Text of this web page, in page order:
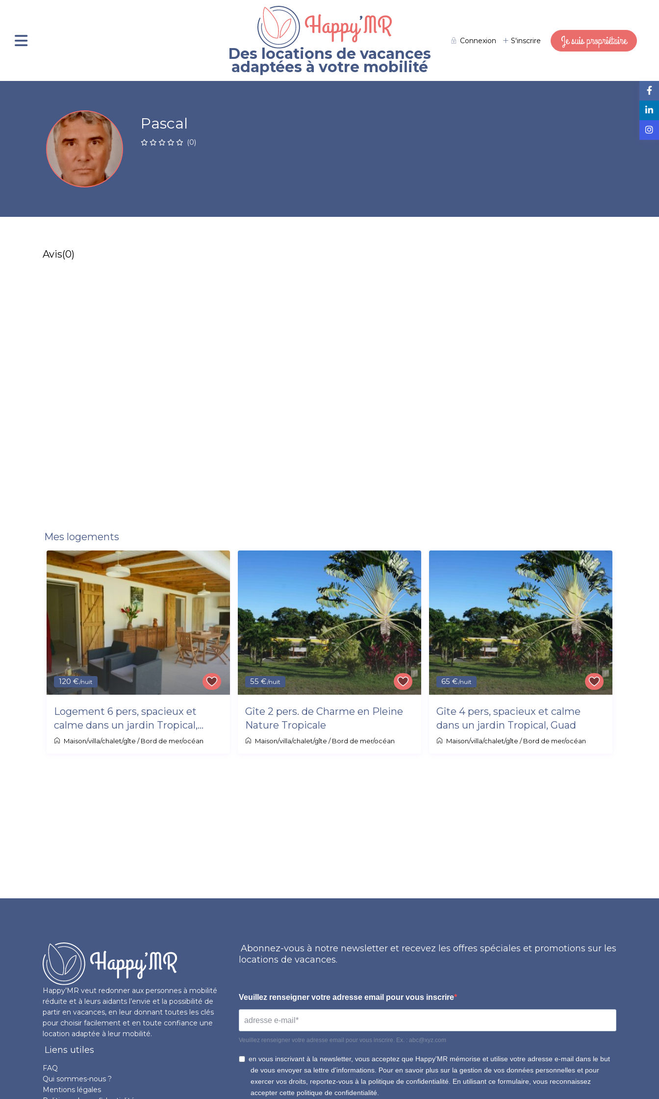
Des locations de vacances
adaptées à votre mobilité
Connexion S'inscrire Je suis propriétaire
Pascal
(0)
Avis(0)
Mes logements
120 €/nuit
Logement 6 pers, spacieux et
calme dans un jardin Tropical,...
Maison/villa/chalet/gîte /Bord de mer/océan
55 €/nuit
Gîte 2 pers. de Charme en Pleine
Nature Tropicale
Maison/villa/chalet/gîte /Bord de mer/océan
65 €/nuit
Gîte 4 pers, spacieux et calme
dans un jardin Tropical, Guad
Maison/villa/chalet/gîte /Bord de mer/océan
Happy’MR veut redonner aux personnes à mobilité
réduite et à leurs aidants l’envie et la possibilité de
partir en vacances, en leur donnant toutes les clés
pour choisir facilement et en toute confiance une
location adaptée à leur mobilité.
Liens utiles
FAQ
Qui sommes-nous ?
Mentions légales
Abonnez-vous à notre newsletter et recevez les offres spéciales et promotions sur les
locations de vacances.
Veuillez renseigner votre adresse email pour vous inscrire
Veuillez renseigner votre adresse email pour vous inscrire. Ex. : abc@xyz.com
en vous inscrivant à la newsletter, vous acceptez que Happy'MR mémorise et utilise votre adresse e-mail dans le but
de vous envoyer sa lettre d'informations. Pour en savoir plus sur la gestion de vos données personnelles et pour
exercer vos droits, reportez-vous à la politique de confidentialité. En utilisant ce formulaire, vous reconnaissez
accepter cette politique de confidentialité.